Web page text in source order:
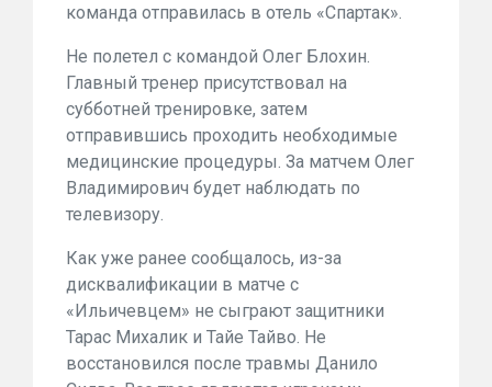
команда отправилась в отель «Спартак».
Не полетел с командой Олег Блохин.
Главный тренер присутствовал на
субботней тренировке, затем
отправившись проходить необходимые
медицинские процедуры. За матчем Олег
Владимирович будет наблюдать по
телевизору.
Как уже ранее сообщалось, из-за
дисквалификации в матче с
«Ильичевцем» не сыграют защитники
Тарас Михалик и Тайе Тайво. Не
восстановился после травмы Данило